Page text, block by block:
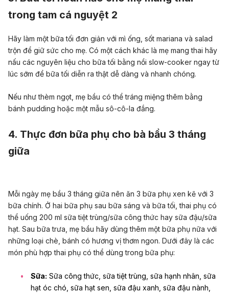
trong tam cá nguyệt 2
Hãy làm một bữa tối đơn giản với mì ống, sốt mariana và salad
trộn để giữ sức cho mẹ. Có một cách khác là mẹ mang thai hãy
nấu các nguyên liệu cho bữa tối bằng nồi slow-cooker ngay từ
lúc sớm để bữa tối diễn ra thật dễ dàng và nhanh chóng.
Nếu như thèm ngọt, mẹ bầu có thể tráng miệng thêm bằng
bánh pudding hoặc một mẫu sô-cô-la đắng.
4. Thực đơn bữa phụ cho bà bầu 3 tháng
giữa
Mỗi ngày mẹ bầu 3 tháng giữa nên ăn 3 bữa phụ xen kẽ với 3
bữa chính. Ở hai bữa phụ sau bữa sáng và bữa tối, thai phụ có
thể uống 200 ml sữa tiệt trùng/sữa công thức hay sữa đậu/sữa
hạt. Sau bữa trưa, mẹ bầu hãy dùng thêm một bữa phụ nữa với
những loại chè, bánh có hương vị thơm ngon. Dưới đây là các
món phù hợp thai phụ có thể dùng trong bữa phụ:
Sữa: Sữa công thức, sữa tiệt trùng, sữa hạnh nhân, sữa
hạt óc chó, sữa hạt sen, sữa đậu xanh, sữa đậu nành,